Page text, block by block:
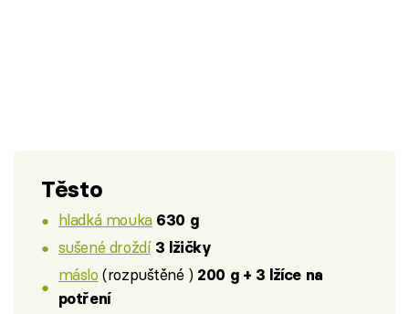
Těsto
hladká mouka 630 g
sušené droždí 3 lžičky
máslo (rozpuštěné ) 200 g + 3 lžíce na
potření